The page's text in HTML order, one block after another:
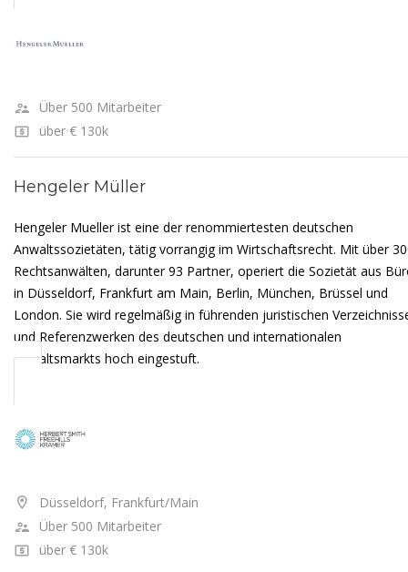
Über 500 Mitarbeiter
über € 130k
Hengeler Müller
Hengeler Mueller ist eine der renommiertesten deutschen
Anwaltssozietäten, tätig vorrangig im Wirtschaftsrecht. Mit über
Rechtsanwälten, darunter 93 Partner, operiert die Sozietät aus
in Düsseldorf, Frankfurt am Main, Berlin, München, Brüssel und
London. Sie wird regelmäßig in führenden juristischen
und Referenzwerken des deutschen und internationalen
Anwaltsmarkts hoch eingestuft.
Düsseldorf, Frankfurt/Main
Über 500 Mitarbeiter
über € 130k